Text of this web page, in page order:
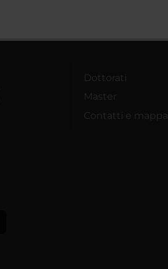
Dottorati
Master
Contatti e mappa